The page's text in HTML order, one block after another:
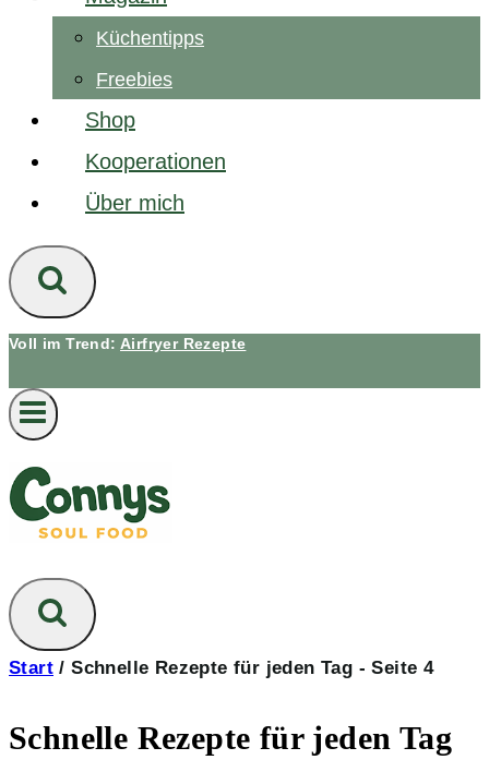
Küchentipps
Freebies
Shop
Kooperationen
Über mich
Voll im Trend: Airfryer Rezepte
Start / Schnelle Rezepte für jeden Tag - Seite 4
Schnelle Rezepte für jeden Tag